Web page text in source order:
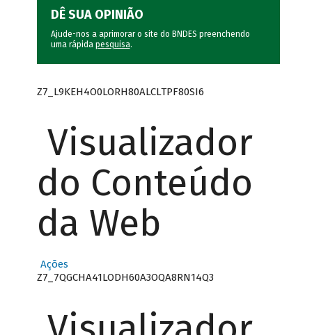
DÊ SUA OPINIÃO
Ajude-nos a aprimorar o site do BNDES preenchendo
uma rápida pesquisa.
Z7_L9KEH4O0LORH80ALCLTPF80SI6
Visualizador
do Conteúdo
da Web
Ações
Z7_7QGCHA41LODH60A3OQA8RN14Q3